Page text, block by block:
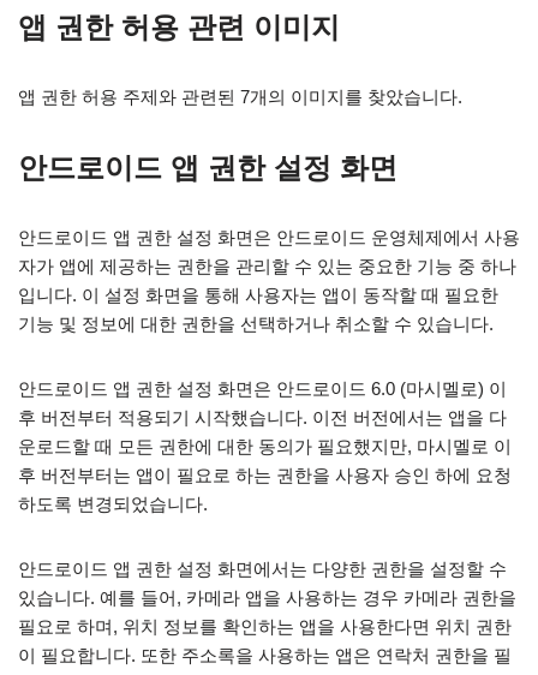
앱 권한 허용 관련 이미지
앱 권한 허용 주제와 관련된 7개의 이미지를 찾았습니다.
안드로이드 앱 권한 설정 화면
안드로이드 앱 권한 설정 화면은 안드로이드 운영체제에서 사용
자가 앱에 제공하는 권한을 관리할 수 있는 중요한 기능 중 하나
입니다. 이 설정 화면을 통해 사용자는 앱이 동작할 때 필요한
기능 및 정보에 대한 권한을 선택하거나 취소할 수 있습니다.
안드로이드 앱 권한 설정 화면은 안드로이드 6.0 (마시멜로) 이
후 버전부터 적용되기 시작했습니다. 이전 버전에서는 앱을 다
운로드할 때 모든 권한에 대한 동의가 필요했지만, 마시멜로 이
후 버전부터는 앱이 필요로 하는 권한을 사용자 승인 하에 요청
하도록 변경되었습니다.
안드로이드 앱 권한 설정 화면에서는 다양한 권한을 설정할 수
있습니다. 예를 들어, 카메라 앱을 사용하는 경우 카메라 권한을
필요로 하며, 위치 정보를 확인하는 앱을 사용한다면 위치 권한
이 필요합니다. 또한 주소록을 사용하는 앱은 연락처 권한을 필